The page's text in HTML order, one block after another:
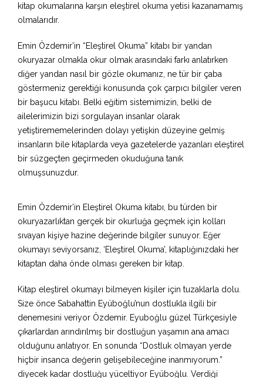
kitap okumalarına karşın eleştirel okuma yetisi kazanamamış
olmalarıdır.
Emin Özdemir’in “Eleştirel Okuma” kitabı bir yandan
okuryazar olmakla okur olmak arasındaki farkı anlatırken
diğer yandan nasıl bir gözle okumanız, ne tür bir çaba
göstermeniz gerektiği konusunda çok çarpıcı bilgiler veren
bir başucu kitabı. Belki eğitim sistemimizin, belki de
ailelerimizin bizi sorgulayan insanlar olarak
yetiştirememelerinden dolayı yetişkin düzeyine gelmiş
insanların bile kitaplarda veya gazetelerde yazanları eleştirel
bir süzgeçten geçirmeden okuduğuna tanık
olmuşsunuzdur.
Emin Özdemir’in Eleştirel Okuma kitabı, bu türden bir
okuryazarlıktan gerçek bir okurluğa geçmek için kolları
sıvayan kişiye hazine değerinde bilgiler sunuyor. Eğer
okumayı seviyorsanız, ‘Eleştirel Okuma’, kitaplığınızdaki her
kitaptan daha önde olması gereken bir kitap.
Kitap eleştirel okumayı bilmeyen kişiler için tuzaklarla dolu.
Size önce Sabahattin Eyüboğlu’nun dostlukla ilgili bir
denemesini veriyor Özdemir. Eyuboğlu güzel Türkçesiyle
çıkarlardan arındırılmış bir dostluğun yaşamın ana amacı
olduğunu anlatıyor. En sonunda “Dostluk olmayan yerde
hiçbir insanca değerin gelişebileceğine inanmıyorum.”
diyecek kadar dostluğu yüceltiyor Eyüboğlu. Verdiği